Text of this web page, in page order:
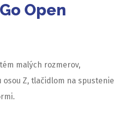
Open
malých rozmerov,
Z, tlačidlom na spustenie